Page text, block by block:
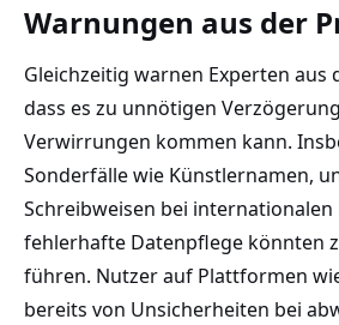
Warnungen aus der
Gleichzeitig warnen Experten aus
dass es zu unnötigen
Verwirrungen kommen kann.
Sonderfälle wie Künstlernamen,
Schreibweisen bei
fehlerhafte Datenpflege könnten
führen. Nutzer auf Plattformen
bereits von Unsicherheiten bei